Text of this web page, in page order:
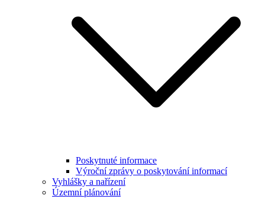
Poskytnuté informace
Výroční zprávy o poskytování informací
Vyhlášky a nařízení
Územní plánování